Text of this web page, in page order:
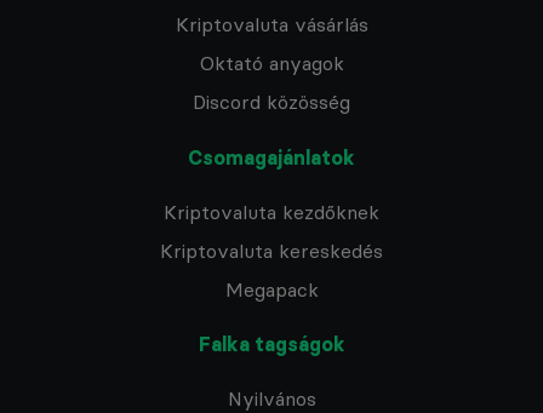
Kriptovaluta vásárlás
Oktató anyagok
Discord közösség
Csomagajánlatok
Kriptovaluta kezdőknek
Kriptovaluta kereskedés
Megapack
Falka tagságok
Nyilvános